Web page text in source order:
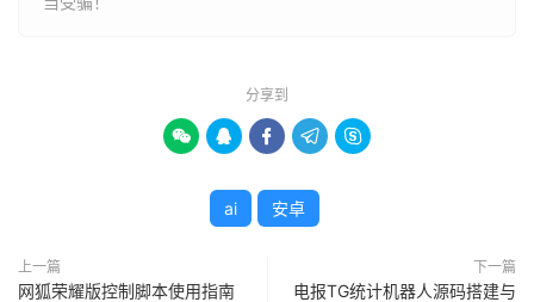
分享到
    
ai 安卓
上一篇
网狐荣耀版控制脚本使用指南
下一篇
电报TG统计机器人源码搭建与